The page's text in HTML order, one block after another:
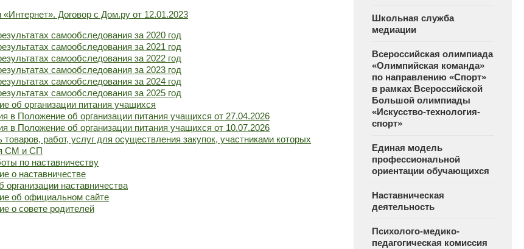
«Интернет». Договор с Дом.ру от 12.01.2023
самообследования за 2020 год
самообследования за 2021 год
самообследования за 2022 год
самообследования за 2023 год
самообследования за 2024 год
самообследования за 2025 год
об организации питания учащихся
в Положение об организации питания учащихся от 27.04.2026
в Положение об организации питания учащихся от 10.07.2026
товаров, работ, услуг для осуществления закупок, участниками которых
СМ и СП
по наставничеству
о наставничестве
организации наставничества
об официальном сайте
о совете родителей
Школьная служба
медиации
Всероссийская олимпиада
«Олимпийская команда»
по направлению «Спорт»
в рамках Всероссийской
Большой олимпиады
«Искусство-технология-
спорт»
Единая модель
профессиональной
ориентации обучающихся
Наставническая
деятельность
Психолого-медико-
педагогическая комиссия